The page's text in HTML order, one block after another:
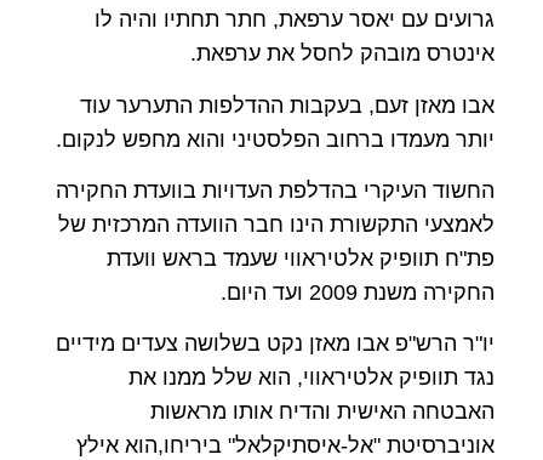
גרועים עם יאסר ערפאת, חתר תחתיו והיה לו
אינטרס מובהק לחסל את ערפאת.
אבו מאזן זעם, בעקבות ההדלפות התערער עוד
יותר מעמדו ברחוב הפלסטיני והוא מחפש לנקום.
החשוד העיקרי בהדלפת העדויות בוועדת החקירה
לאמצעי התקשורת הינו חבר הוועדה המרכזית של
פת"ח תוופיק אלטיראווי שעמד בראש וועדת
החקירה משנת 2009 ועד היום.
יו"ר הרש"פ אבו מאזן נקט בשלושה צעדים מידיים
נגד תוופיק אלטיראווי, הוא שלל ממנו את
האבטחה האישית והדיח אותו מראשות
אוניברסיטת "אל-איסתיקלאל" ביריחו,הוא אילץ